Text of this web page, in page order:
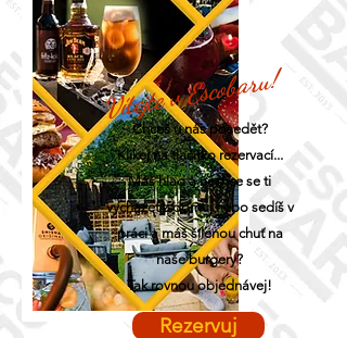
Vítejte v Escobaru!
Chceš u nás posedět?
Klikej na tlačítko rezervací...
Máš hlad a nechce se ti
vycházet z domu, nebo sedíš v
práci a máš šílenou chuť na
naše burgery?
Tak rovnou objednávej!
Rezervuj